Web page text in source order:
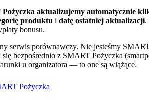
aktualizujemy automatycznie
produktu i datę ostatniej aktualizacji.
bonusu.
serwis porównawczy. Nie jesteśmy
się bezpośrednio z SMART Pożyczka
u organizatora — to one są wiążące.
Pożyczka